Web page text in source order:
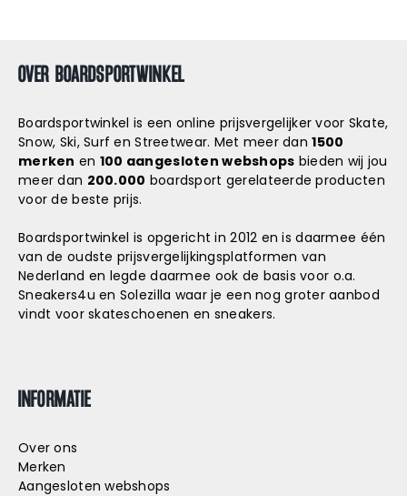
OVER BOARDSPORTWINKEL
Boardsportwinkel is een online prijsvergelijker voor Skate,
Snow, Ski, Surf en Streetwear. Met meer dan1500
merken en 100 aangesloten webshops bieden wij jou
meer dan 200.000 boardsport gerelateerde producten
voor de beste prijs.
Boardsportwinkel is opgericht in 2012 en is daarmee één
van de oudste prijsvergelijkingsplatformen van
Nederland en legde daarmee ook de basis voor o.a.
Sneakers4u en Solezilla waar je een nog groter aanbod
vindt voor skateschoenen en sneakers.
INFORMATIE
Over ons
Merken
Aangesloten webshops